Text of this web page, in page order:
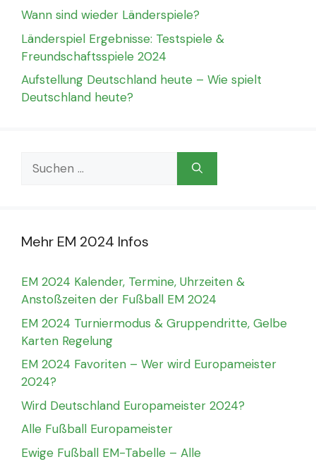
Wann sind wieder Länderspiele?
Länderspiel Ergebnisse: Testspiele &
Freundschaftsspiele 2024
Aufstellung Deutschland heute – Wie spielt
Deutschland heute?
Suchen
nach:
Mehr EM 2024 Infos
EM 2024 Kalender, Termine, Uhrzeiten &
Anstoßzeiten der Fußball EM 2024
EM 2024 Turniermodus & Gruppendritte, Gelbe
Karten Regelung
EM 2024 Favoriten – Wer wird Europameister
2024?
Wird Deutschland Europameister 2024?
Alle Fußball Europameister
Ewige Fußball EM-Tabelle – Alle